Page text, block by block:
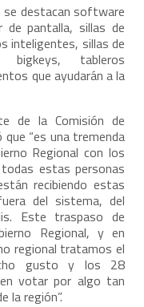
se destacan software
pantalla, sillas de
inteligentes, sillas de
bigkeys, tableros
que ayudarán a la
de la Comisión de
que “es una tremenda
Regional con los
estas personas
recibiendo estas
del sistema, del
Este traspaso de
Regional, y en
regional tratamos el
gusto y los 28
votar por algo tan
la región”.